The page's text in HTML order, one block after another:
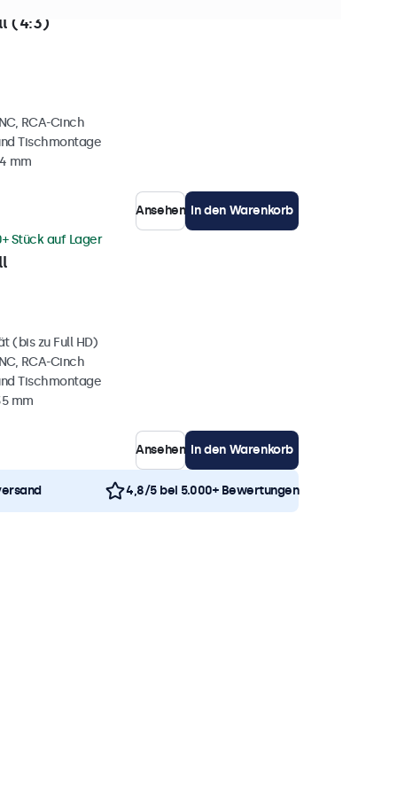
(4:3)
RCA-Cinch
Tischmontage
mm
Ansehen In den Warenkorb
Stück auf Lager
(bis zu Full HD)
RCA-Cinch
Tischmontage
mm
Ansehen In den Warenkorb
4,8/5 bei 5.000+ Bewertungen